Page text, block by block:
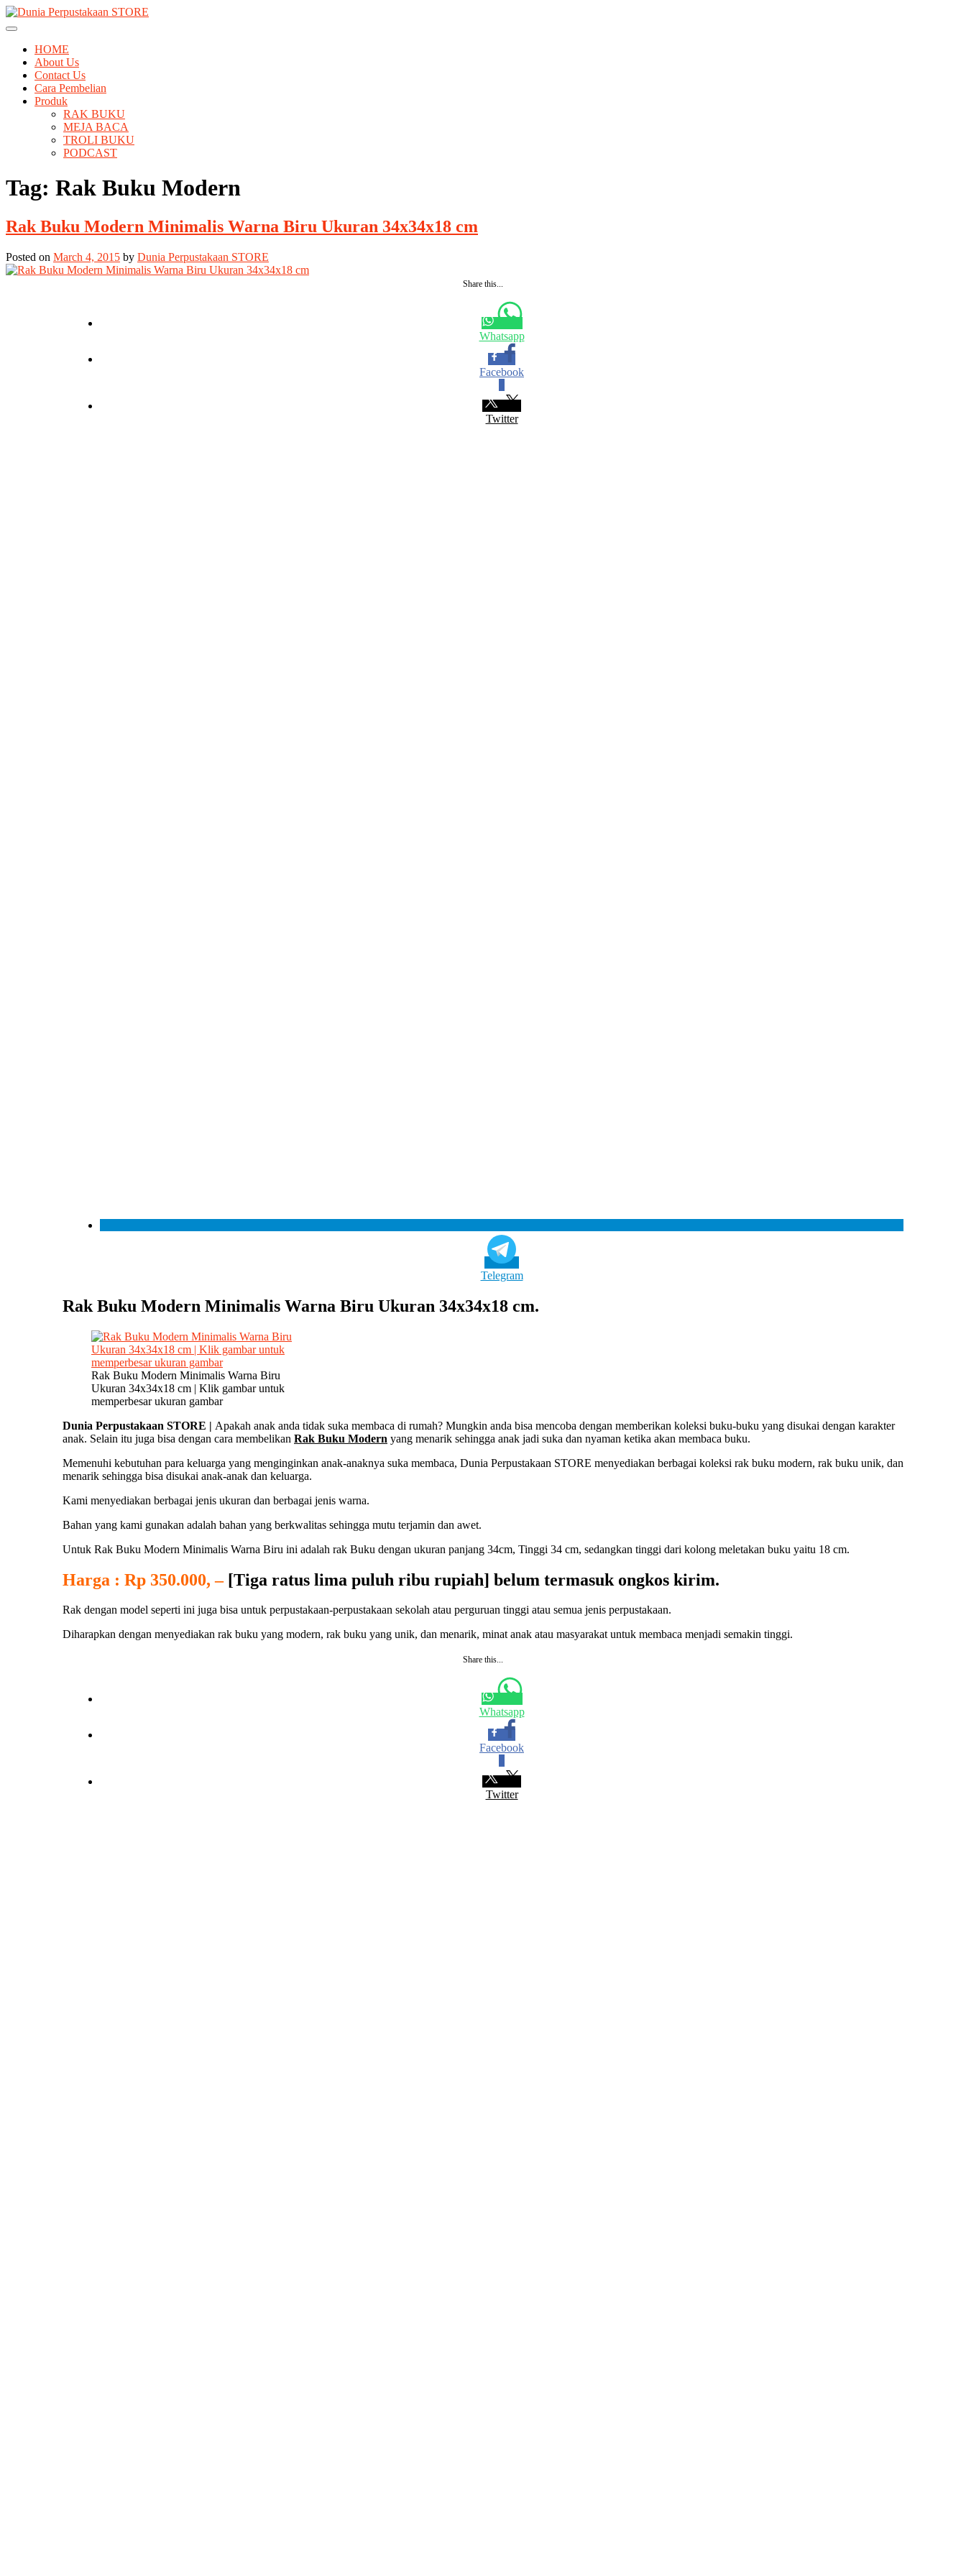
Skip
to
Tempat Berbelanja Semua Kebutuhan Perpustakaan Anda
HOME
About Us
Contact Us
Cara Pembelian
Produk
RAK BUKU
MEJA BACA
TROLI BUKU
PODCAST
Tag: Rak Buku Modern
Rak Buku Modern Minimalis Warna Biru Ukuran 34x34x18 cm
Posted on March 4, 2015 by Dunia Perpustakaan STORE
Share this...
Whatsapp
Facebook
Twitter
Telegram
Rak Buku Modern Minimalis Warna Biru Ukuran 34x34x18 cm.
Rak Buku Modern Minimalis Warna Biru
Ukuran 34x34x18 cm | Klik gambar untuk
memperbesar ukuran gambar
Dunia Perpustakaan STORE | Apakah anak anda tidak suka membaca di rumah? Mungkin anda bisa mencoba dengan memberikan koleksi buku-buku yang disukai dengan karakter
anak. Selain itu juga bisa dengan cara membelikan Rak Buku Modern yang menarik sehingga anak jadi suka dan nyaman ketika akan membaca buku.
Memenuhi kebutuhan para keluarga yang menginginkan anak-anaknya suka membaca, Dunia Perpustakaan STORE menyediakan berbagai koleksi rak buku modern, rak buku unik, dan
menarik sehingga bisa disukai anak-anak dan keluarga.
Kami menyediakan berbagai jenis ukuran dan berbagai jenis warna.
Bahan yang kami gunakan adalah bahan yang berkwalitas sehingga mutu terjamin dan awet.
Untuk Rak Buku Modern Minimalis Warna Biru ini adalah rak Buku dengan ukuran panjang 34cm, Tinggi 34 cm, sedangkan tinggi dari kolong meletakan buku yaitu 18 cm.
Harga : Rp 350.000, – [Tiga ratus lima puluh ribu rupiah] belum termasuk ongkos kirim.
Rak dengan model seperti ini juga bisa untuk perpustakaan-perpustakaan sekolah atau perguruan tinggi atau semua jenis perpustakaan.
Diharapkan dengan menyediakan rak buku yang modern, rak buku yang unik, dan menarik, minat anak atau masyarakat untuk membaca menjadi semakin tinggi.
Share this...
Whatsapp
Facebook
Twitter